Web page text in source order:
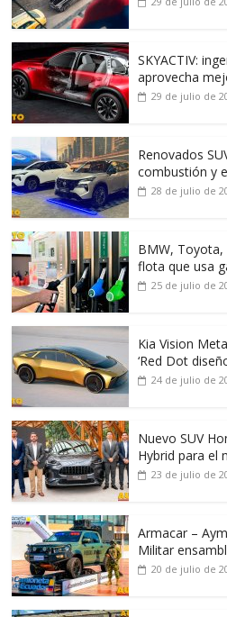
SKYACTIV:
aprovecha
29 de julio de
Renovados
combustión y
28 de julio de
BMW, Toyota,
flota que usa
25 de julio de
Kia Vision
‘Red Dot
24 de julio de
Nuevo SUV
Hybrid para el
23 de julio de
Armacar –
Militar
20 de julio de